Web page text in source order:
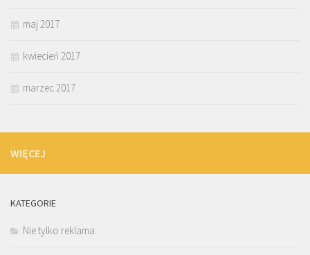
maj 2017
kwiecień 2017
marzec 2017
WIĘCEJ
KATEGORIE
Nie tylko reklama